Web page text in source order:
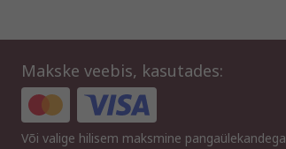
Makske veebis, kasutades:
Või valige hilisem maksmine pangaülekandega